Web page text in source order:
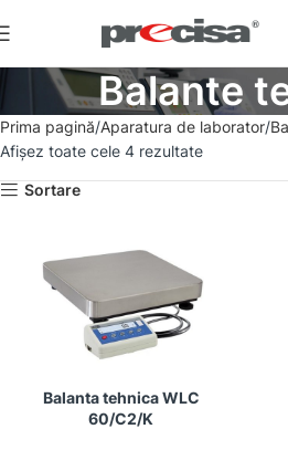
Balante
Prima pagină Aparatura de laborator
Afișez toate cele 4 rezultate
Sortare
Balanta tehnica WLC
60/C2/K